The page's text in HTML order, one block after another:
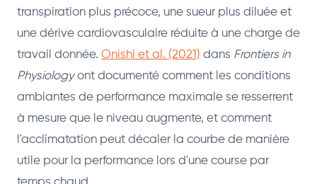
transpiration plus précoce, une sueur plus diluée et
une dérive cardiovasculaire réduite à une charge de
travail donnée. Onishi et al. (2021) dans Frontiers in
Physiologyont documenté comment les conditions
ambiantes de performance maximale se resserrent
à mesure que le niveau augmente, et comment
l'acclimatation peut décaler la courbe de manière
utile pour la performance lors d'une course par